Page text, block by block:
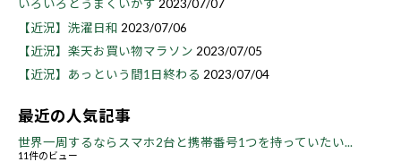
いろいろとうまくいかず 2023/07/07
【近況】洗濯日和 2023/07/06
【近況】楽天お買い物マラソン 2023/07/05
【近況】あっという間1日終わる 2023/07/04
最近の人気記事
世界一周するならスマホ2台と携帯番号1つを持っていたい...
11件のビュー